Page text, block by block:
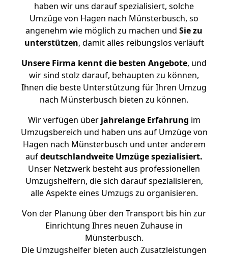
haben wir uns darauf spezialisiert, solche
Umzüge von Hagen nach Münsterbusch, so
angenehm wie möglich zu machen und Sie zu
unterstützen, damit alles reibungslos verläuft
Unsere Firma kennt die besten Angebote, und
wir sind stolz darauf, behaupten zu können,
Ihnen die beste Unterstützung für Ihren Umzug
nach Münsterbusch bieten zu können.
Wir verfügen überjahrelange Erfahrung im
Umzugsbereich und haben uns auf Umzüge von
Hagen nach Münsterbusch und unter anderem
aufdeutschlandweite Umzüge spezialisiert.
Unser Netzwerk besteht aus professionellen
Umzugshelfern, die sich darauf spezialisieren,
alle Aspekte eines Umzugs zu organisieren.
Von der Planung über den Transport bis hin zur
Einrichtung Ihres neuen Zuhause in
Münsterbusch.
Die Umzugshelfer bieten auch Zusatzleistungen